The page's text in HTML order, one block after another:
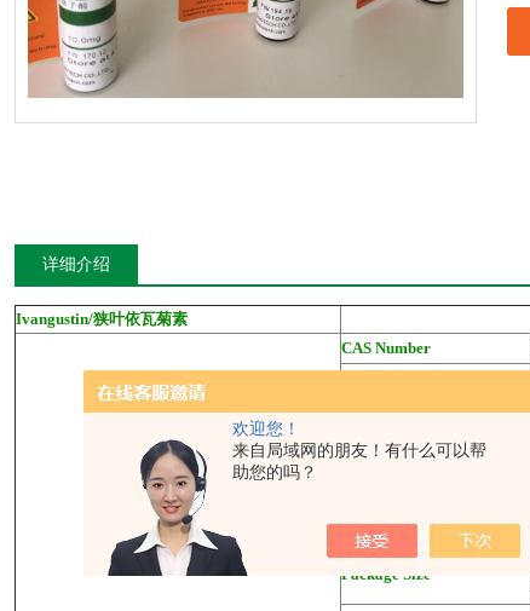
欢迎您！
来自局域网的朋友！有什么可以帮
助您的吗？
详细介绍
Ivangustin/狭叶依瓦菊素
CAS Number
Molecular Formula
Molecular Weight
Chemical Family
Package Size